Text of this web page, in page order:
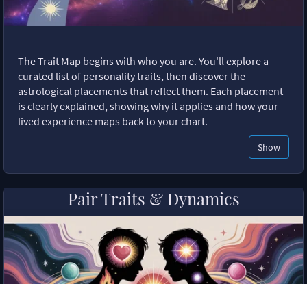
The Trait Map begins with who you are. You'll explore a
curated list of personality traits, then discover the
astrological placements that reflect them. Each placement
is clearly explained, showing why it applies and how your
lived experience maps back to your chart.
Show
Pair Traits & Dynamics